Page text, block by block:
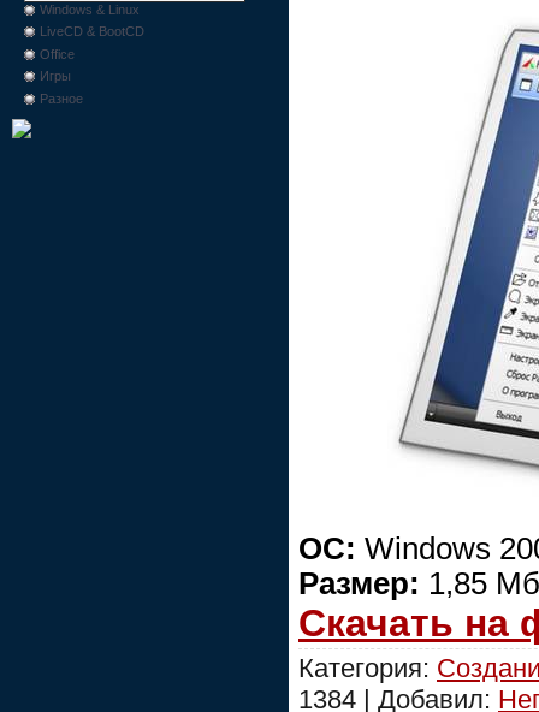
Windows & Linux
LiveCD & BootCD
Office
Игры
Разное
ОС: Windows
Размер: 1,85
Скачать на
Категория:
1384 | Добавил: